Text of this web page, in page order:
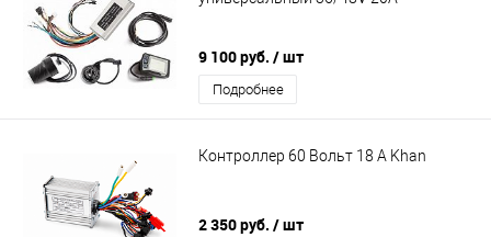
9 100 руб. / шт
Подробнее
Контроллер 60 Вольт 18 A Khan
2 350 руб. / шт